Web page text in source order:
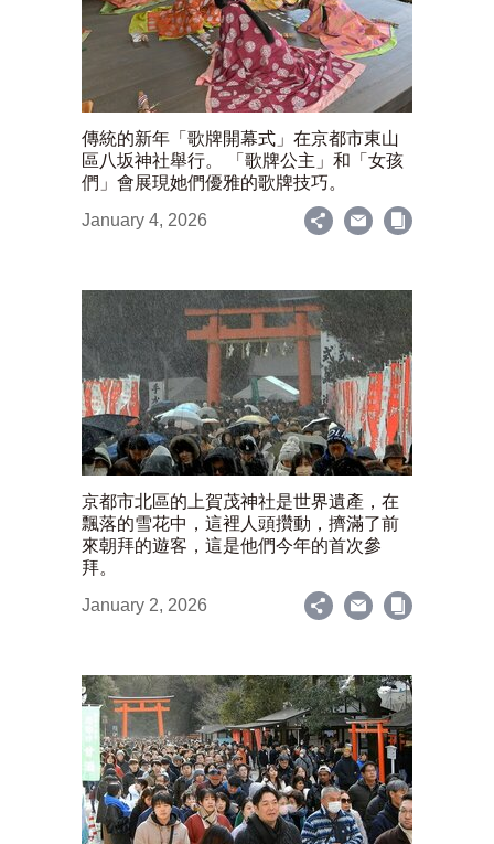
傳統的新年「歌牌開幕式」在京都市東山
區八坂神社舉行。 「歌牌公主」和「女孩
們」會展現她們優雅的歌牌技巧。
January 4, 2026
京都市北區的上賀茂神社是世界遺產，在
飄落的雪花中，這裡人頭攢動，擠滿了前
來朝拜的遊客，這是他們今年的首次參
拜。
January 2, 2026